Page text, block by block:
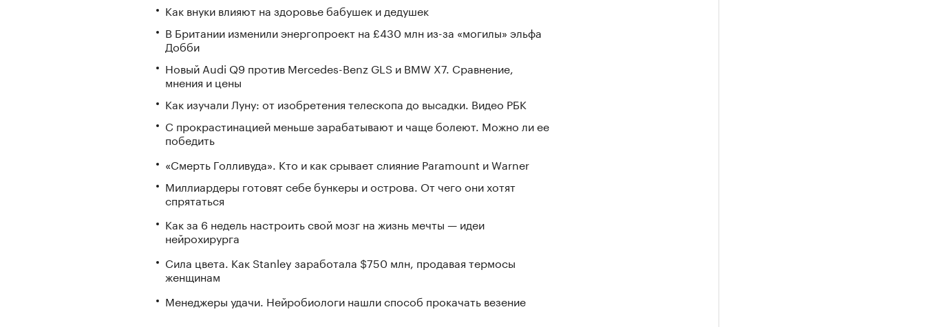
Как внуки влияют на здоровье бабушек и дедушек
В Британии изменили энергопроект на £430 млн из-за «могилы» эльфа
Добби
Новый Audi Q9 против Mercedes-Benz GLS и BMW X7. Сравнение,
мнения и цены
Как изучали Луну: от изобретения телескопа до высадки. Видео РБК
С прокрастинацией меньше зарабатывают и чаще болеют. Можно ли ее
победить
«Смерть Голливуда». Кто и как срывает слияние Paramount и Warner
Миллиардеры готовят себе бункеры и острова. От чего они хотят
спрятаться
Как за 6 недель настроить свой мозг на жизнь мечты — идеи
нейрохирурга
Сила цвета. Как Stanley заработала $750 млн, продавая термосы
женщинам
Менеджеры удачи. Нейробиологи нашли способ прокачать везение